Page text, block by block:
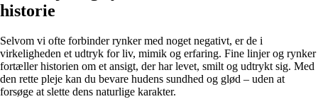
historie
Selvom vi ofte forbinder rynker med noget negativt, er de i
virkeligheden et udtryk for liv, mimik og erfaring. Fine linjer og rynker
fortæller historien om et ansigt, der har levet, smilt og udtrykt sig. Med
den rette pleje kan du bevare hudens sundhed og glød – uden at
forsøge at slette dens naturlige karakter.